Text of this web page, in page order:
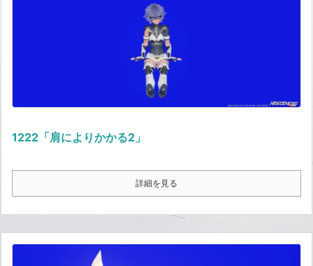
1222「肩によりかかる2」
詳細を見る